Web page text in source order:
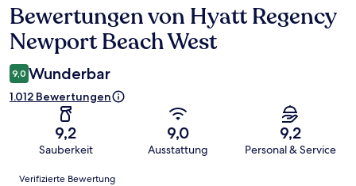
Bewertungen
Bewertungen von Hyatt Regency
Newport Beach West
9,0 Wunderbar
1.012 Bewertungen
9,2
Sauberkeit
9,0
Ausstattung
9,2
Personal & Service
Bewertungen
Verifizierte Bewertung